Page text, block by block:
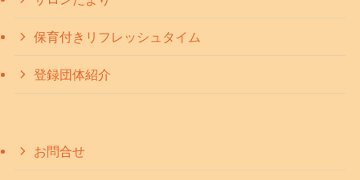
保育付きリフレッシュタイム
登録団体紹介
お問合せ